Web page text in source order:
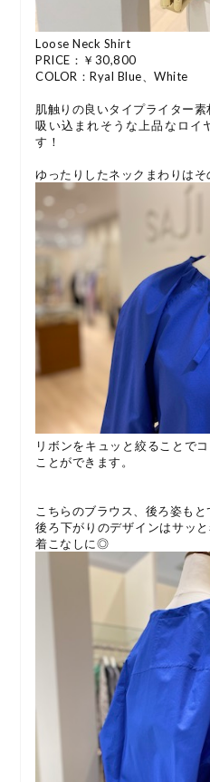
Loose Neck Shirt
PRICE：￥30,800
COLOR：Ryal Blue、White
肌触りの良いタイプライター素
吸い込まれそうな上品なロイ
す！
ゆったりしたネックまわりはそ
リボンをキュッと絞ることで
ことができます。
こちらのブラウス、後ろ姿もと
後ろ下がりのデザインはサッ
着こなしに◎